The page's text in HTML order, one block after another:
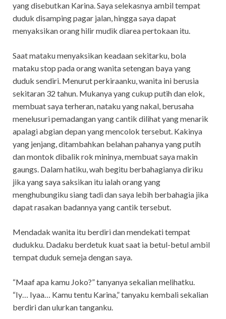
yang disebutkan Karina. Saya selekasnya ambil tempat
duduk disamping pagar jalan, hingga saya dapat
menyaksikan orang hilir mudik diarea pertokaan itu.
Saat mataku menyaksikan keadaan sekitarku, bola
mataku stop pada orang wanita setengan baya yang
duduk sendiri. Menurut perkiraanku, wanita ini berusia
sekitaran 32 tahun. Mukanya yang cukup putih dan elok,
membuat saya terheran, nataku yang nakal, berusaha
menelusuri pemadangan yang cantik dilihat yang menarik
apalagi abgian depan yang mencolok tersebut. Kakinya
yang jenjang, ditambahkan belahan pahanya yang putih
dan montok dibalik rok mininya, membuat saya makin
gaungs. Dalam hatiku, wah begitu berbahagianya diriku
jika yang saya saksikan itu ialah orang yang
menghubungiku siang tadi dan saya lebih berbahagia jika
dapat rasakan badannya yang cantik tersebut.
Mendadak wanita itu berdiri dan mendekati tempat
dudukku. Dadaku berdetuk kuat saat ia betul-betul ambil
tempat duduk semeja dengan saya.
“Maaf apa kamu Joko?” tanyanya sekalian melihatku.
“Iy… Iyaa… Kamu tentu Karina,” tanyaku kembali sekalian
berdiri dan ulurkan tanganku.